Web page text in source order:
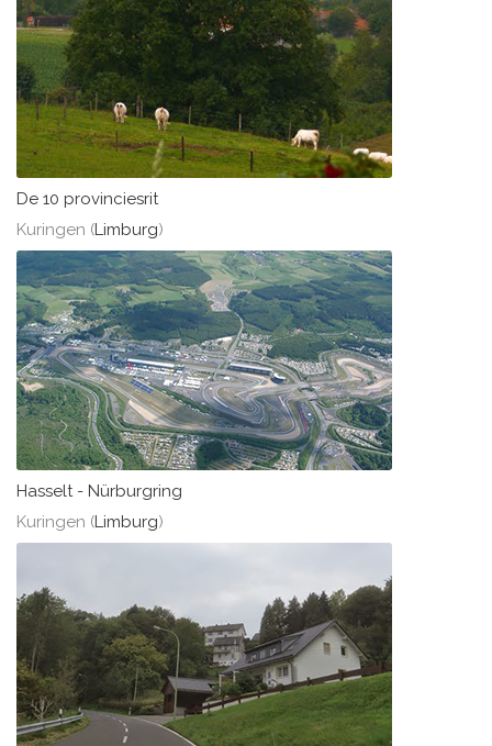
De 10 provinciesrit
Kuringen (Limburg)
Hasselt - Nürburgring
Kuringen (Limburg)